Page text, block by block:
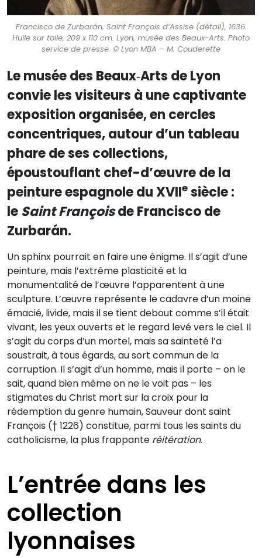
Francisco de Zurbarán, Saint François d’Assise (détail), 1636.
Huile sur toile, 209 x 110 cm. Lyon, musée des Beaux-Arts. Photo
service de presse. © Lyon MBA – M. Couderette
Le musée des Beaux‑Arts de Lyon
convie les visiteurs à une captivante
exposition organisée, en cercles
concentriques, autour d’un tableau
phare de ses collections,
époustouflant chef-d’œuvre de la
peinture espagnole du XVIIe siècle :
le Saint Françoisde Francisco de
Zurbarán.
Un sphinx pourrait en faire une énigme. Il s’agit d’une
peinture, mais l’extrême plasticité et la
monumentalité de l’œuvre l’apparentent à une
sculpture. L’œuvre représente le cadavre d’un moine
émacié, livide, mais il se tient debout comme s’il était
vivant, les yeux ouverts et le regard levé vers le ciel. Il
s’agit du corps d’un mortel, mais sa sainteté l’a
soustrait, à tous égards, au sort commun de la
corruption. Il s’agit d’un homme, mais il porte – on le
sait, quand bien même on ne le voit pas – les
stigmates du Christ mort sur la croix pour la
rédemption du genre humain, Sauveur dont saint
François († 1226) constitue, parmi tous les saints du
catholicisme, la plus frappante réitération.
L’entrée dans les
collection
lyonnaises